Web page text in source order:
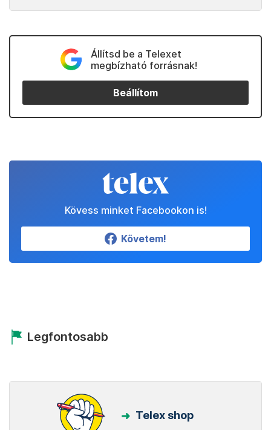
Állítsd be a Telexet
megbízható forrásnak!
Beállítom
Kövess minket Facebookon is!
Követem!
Legfontosabb
Telex shop